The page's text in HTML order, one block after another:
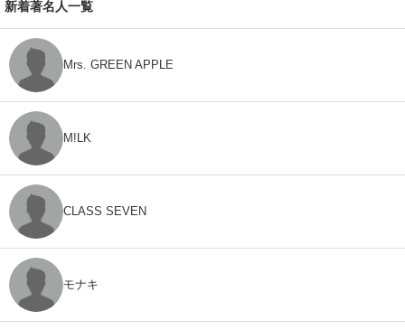
新着著名人一覧
Mrs. GREEN APPLE
M!LK
CLASS SEVEN
モナキ